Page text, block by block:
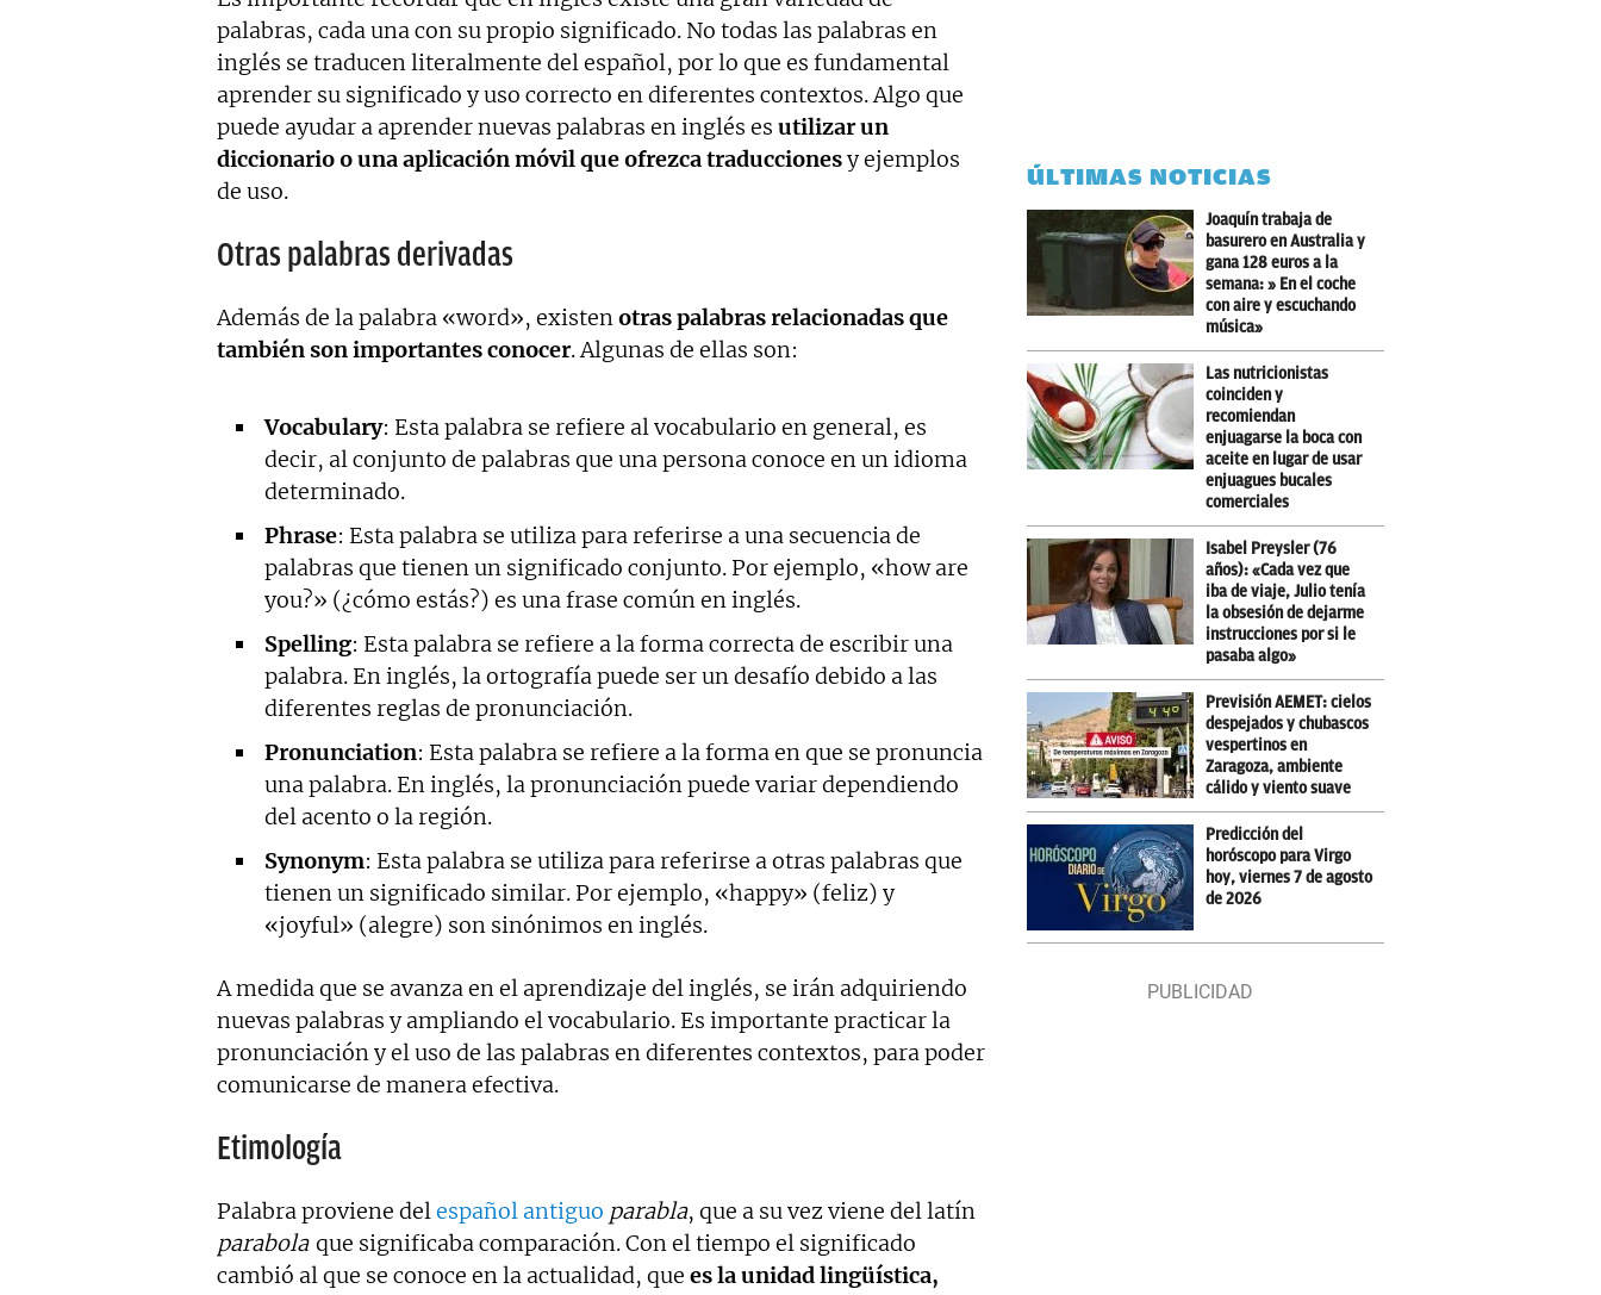
palabras, cada una con su propio significado. No todas las palabras en
inglés se traducen literalmente del español, por lo que es fundamental
aprender su significado y uso correcto en diferentes contextos. Algo que
puede ayudar a aprender nuevas palabras en inglés es utilizar un
diccionario o una aplicación móvil que ofrezca traduccionesy ejemplos
de uso.
Otras palabras derivadas
Además de la palabra «word», existenotras palabras relacionadas que
también son importantes conocer. Algunas de ellas son:
Vocabulary: Esta palabra se refiere al vocabulario en general, es
decir, al conjunto de palabras que una persona conoce en un idioma
determinado.
Phrase: Esta palabra se utiliza para referirse a una secuencia de
palabras que tienen un significado conjunto. Por ejemplo, «how are
you?» (¿cómo estás?) es una frase común en inglés.
Spelling: Esta palabra se refiere a la forma correcta de escribir una
palabra. En inglés, la ortografía puede ser un desafío debido a las
diferentes reglas de pronunciación.
Pronunciation: Esta palabra se refiere a la forma en que se pronuncia
una palabra. En inglés, la pronunciación puede variar dependiendo
del acento o la región.
Synonym: Esta palabra se utiliza para referirse a otras palabras que
tienen un significado similar. Por ejemplo, «happy» (feliz) y
«joyful» (alegre) son sinónimos en inglés.
A medida que se avanza en el aprendizaje del inglés, se irán adquiriendo
nuevas palabras y ampliando el vocabulario. Es importante practicar la
pronunciación y el uso de las palabras en diferentes contextos, para poder
comunicarse de manera efectiva.
Etimología
Palabra proviene delespañol antiguo parabla, que a su vez viene del latín
parabola que significaba comparación. Con el tiempo el significado
cambió al que se conoce en la actualidad, que es la unidad lingüística,
ÚLTIMAS NOTICIAS
Joaquín trabaja de
basurero en Australia y
gana 128 euros a la
semana: » En el coche
con aire y escuchando
música»
Las nutricionistas
coinciden y
recomiendan
enjuagarse la boca con
aceite en lugar de usar
enjuagues bucales
comerciales
Isabel Preysler (76
años): «Cada vez que
iba de viaje, Julio tenía
la obsesión de dejarme
instrucciones por si le
pasaba algo»
Previsión AEMET: cielos
despejados y chubascos
vespertinos en
Zaragoza, ambiente
cálido y viento suave
Predicción del
horóscopo para Virgo
hoy, viernes 7 de agosto
de 2026